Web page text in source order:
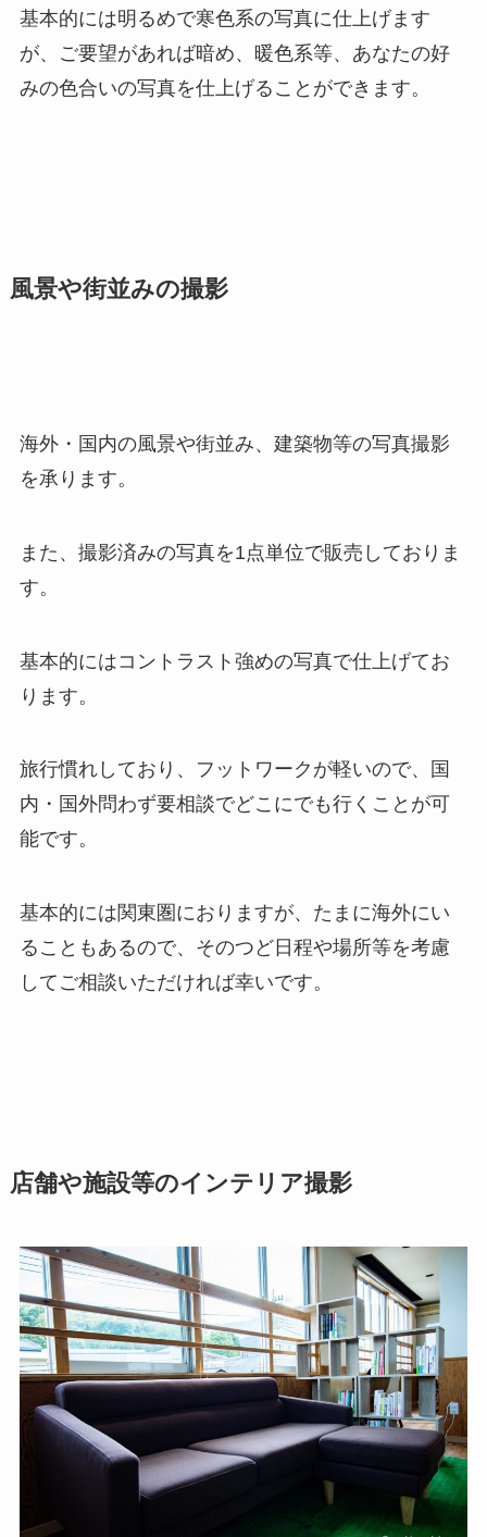
基本的には明るめで寒色系の写真に仕上げます
が、ご要望があれば暗め、暖色系等、あなたの好
みの色合いの写真を仕上げることができます。
風景や街並みの撮影
海外・国内の風景や街並み、建築物等の写真撮影
を承ります。
また、撮影済みの写真を1点単位で販売しておりま
す。
基本的にはコントラスト強めの写真で仕上げてお
ります。
旅行慣れしており、フットワークが軽いので、国
内・国外問わず要相談でどこにでも行くことが可
能です。
基本的には関東圏におりますが、たまに海外にい
ることもあるので、そのつど日程や場所等を考慮
してご相談いただければ幸いです。
店舗や施設等のインテリア撮影